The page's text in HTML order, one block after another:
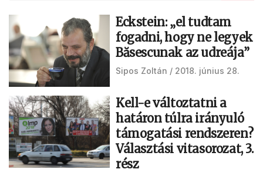
Eckstein: „el tudtam
fogadni, hogy ne legyek
Băsescunak az udreája”
Sipos Zoltán 2018. június 28.
Kell-e változtatni a
határon túlra irányuló
támogatási rendszeren?
Választási vitasorozat, 3.
rész